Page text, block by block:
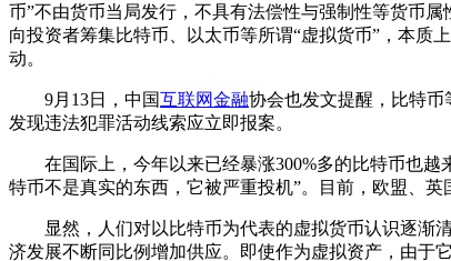
币”不由货币当局发行，不具有法偿性与强制性等货币
向投资者筹集比特币、以太币等所谓“虚拟货币”，本质
动。
9月13日，中国互联网金融协会也发文提醒，比特币
发现违法犯罪活动线索应立即报案。
在国际上，今年以来已经暴涨300%多的比特币也越
特币不是真实的东西，它被严重投机”。目前，欧盟、
显然，人们对以比特币为代表的虚拟货币认识逐渐清
济发展不断同比例增加供应。即使作为虚拟资产，由于